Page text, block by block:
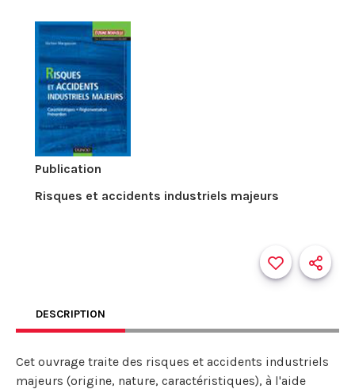
Publication
Risques et accidents industriels majeurs
DESCRIPTION
Cet ouvrage traite des risques et accidents industriels
majeurs (origine, nature, caractéristiques), à l'aide